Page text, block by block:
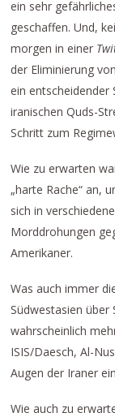
ein sehr
geschaffen. Und,
morgen in einer
der Eliminierung
ein entscheidender
iranischen Quds-
Schritt zum
Wie zu erwarten
„harte Rache“ an,
sich in
Morddrohungen
Amerikaner.
Was auch immer
Südwestasien über
wahrscheinlich
ISIS/Daesch, Al-
Augen der Iraner
Wie auch zu